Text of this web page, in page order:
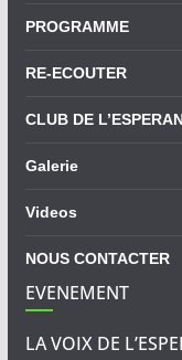
PROGRAMME
RE-ECOUTER
CLUB DE
Galerie
Videos
NOUS CONTACTER
EVENEMENT
LA VOIX DE